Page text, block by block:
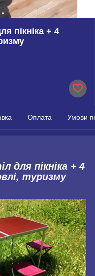
пікніка + 4
Оплата Умови
для пікніка + 4
туризму